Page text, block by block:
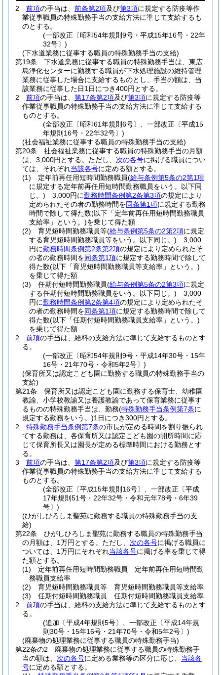
2
前項の手当は、 前条第2項及び第3項に規定する防疫等作
業従事職員の特殊勤務手当の支給方法に準じて支給するも
のとする。
(一部改正〔昭和54年規則9号・平成15年16号・22年
32号〕)
(下水道業務に従事する職員の特殊勤務手当の支給)
第19条
下水道業務に従事する職員の特殊勤務手当は、東広
島浄化センターに勤務する職員が下水処理施設の維持管理
業務に従事した場合に支給するものとし、手当の額は、当
該業務に従事した日1日につき400円とする。
2
前項の手当は、 第17条第2項及び第3項に規定する防疫等
作業従事職員の特殊勤務手当の支給方法に準じて支給する
ものとする。
(全部改正〔昭和61年規則6号〕、一部改正〔平成15
年規則16号・22年32号〕)
(社会福祉業務に従事する職員の特殊勤務手当の支給)
第20条
社会福祉業務に従事する職員の特殊勤務手当の月額
は、3,000円とする。 ただし、 次の各号に掲げる職員につい
ては、それぞれ当該各号に定める額とする。
(1)
定年前再任用短時間勤務職員(給与条例第5条の2第1項
に規定する定年前再任用短時間勤務職員をいう。以下同
じ。) 3,000円に勤務時間条例第2条第3項の規定により
定められたその者の勤務時間を同条第1項に規定する勤務
時間で除して得た数(以下「定年前再任用短時間勤務職員
支給率」という。)を乗じて得た額
(2)
育児短時間勤務職員等(給与条例第5条の2第2項に規定
する育児短時間勤務職員等をいう。以下同じ。) 3,000
円に勤務時間条例第2条第2項の規定により定められたそ
の者の勤務時間を同条第1項に規定する勤務時間で除して
得た数(以下「育児短時間勤務職員等支給率」という。)
を乗じて得た額
(3)
任期付短時間勤務職員(給与条例第5条の2第3項に規定
する任期付短時間勤務職員をいう。以下同じ。) 3,000
円に勤務時間条例第2条第4項の規定により定められたそ
の者の勤務時間を同条第1項に規定する勤務時間で除して
得た数(以下「任期付短時間勤務職員支給率」という。)
を乗じて得た額
2
前項の手当は、給料の支給方法に準じて支給するものとす
る。
(一部改正〔昭和54年規則9号・平成14年30号・15年
16号・21年70号・令和5年2号〕)
(保育所又は認定こども園に勤務する職員の特殊勤務手当の
支給)
第21条
保育所又は認定こども園に勤務する保育士、幼稚園
教諭、小学校教諭又は養護教諭であって保育業務に従事す
るものの特殊勤務手当は、勤務(特殊勤務手当条例第7条に
規定する勤務をいう。)1日につき300円とする。
2
特殊勤務手当条例第7条の市長が定める時間を割り振られ
てする勤務は、各保育所又は認定こども園の開所時間に応
じて保育所長又は園長が定める標準時間における勤務とす
る。
3
前項の手当は、 第17条第2項及び第3項に規定する防疫等
作業従事職員の特殊勤務手当の支給方法に準じて支給する
ものとする。
(全部改正〔平成15年規則16号〕、一部改正〔平成
17年規則51号・22年32号・令和元年78号・6年39
号〕)
(ひがしひろしま聖苑に勤務する職員の特殊勤務手当の支
給)
第22条
ひがしひろしま聖苑に勤務する職員の特殊勤務手当
の月額は、1万円とする。 ただし、 次の各号に掲げる職員に
ついては、1万円にそれぞれ当該各号に掲げる率を乗じて得
た額とする。
(1)
定年前再任用短時間勤務職員 定年前再任用短時間勤
務職員支給率
(2)
育児短時間勤務職員等 育児短時間勤務職員等支給率
(3)
任期付短時間勤務職員 任期付短時間勤務職員支給率
2
前項の手当は、給料の支給方法に準じて支給するものとす
る。
(追加〔平成4年規則5号〕、一部改正〔平成14年規
則30号・15年16号・21年70号・令和5年2号〕)
(廃棄物の処理業務に従事する職員の特殊勤務手当)
第22条の2
廃棄物の処理業務に従事する職員の特殊勤務手
当の額は、 次の各号に定める業務等の区分に応じ、 当該各
号に定める額とする。